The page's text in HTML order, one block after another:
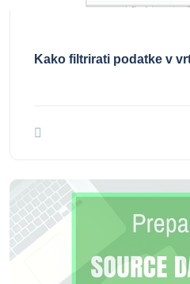
Kako filtrirati podatke v